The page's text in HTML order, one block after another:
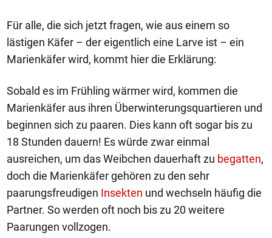
Für alle, die sich jetzt fragen, wie aus einem so
lästigen Käfer – der eigentlich eine Larve ist – ein
Marienkäfer wird, kommt hier die Erklärung:
Sobald es im Frühling wärmer wird, kommen die
Marienkäfer aus ihren Überwinterungsquartieren und
beginnen sich zu paaren. Dies kann oft sogar bis zu
18 Stunden dauern! Es würde zwar einmal
ausreichen, um das Weibchen dauerhaft zu begatten,
doch die Marienkäfer gehören zu den sehr
paarungsfreudigen Insekten und wechseln häufig die
Partner. So werden oft noch bis zu 20 weitere
Paarungen vollzogen.